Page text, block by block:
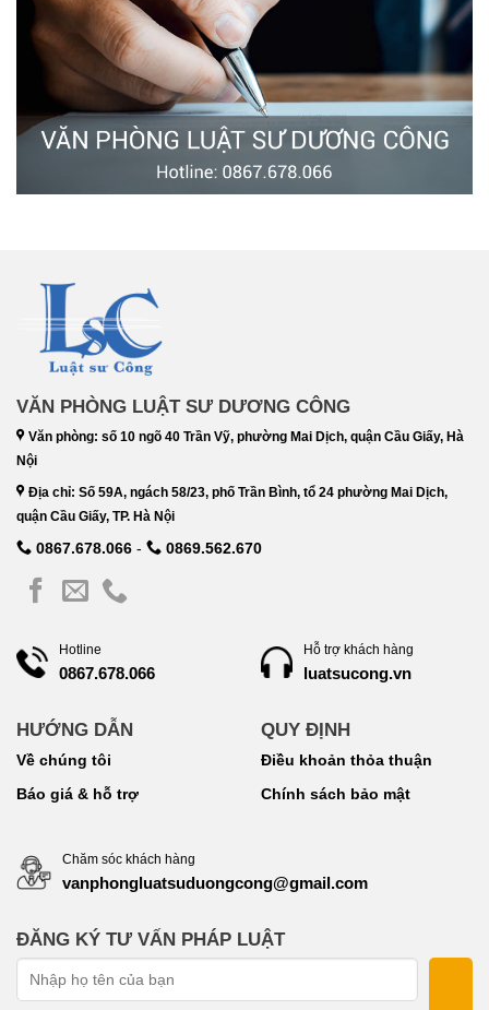
VĂN PHÒNG LUẬT SƯ DƯƠNG CÔNG
Văn phòng: số 10 ngõ 40 Trần Vỹ, phường Mai Dịch, quận Cầu Giấy, Hà
Nội
Địa chỉ: Số 59A, ngách 58/23, phố Trần Bình, tổ 24 phường Mai Dịch,
quận Cầu Giấy, TP. Hà Nội
0867.678.066 - 0869.562.670
Hotline
0867.678.066
HƯỚNG DẪN
Về chúng tôi
Báo giá & hỗ trợ
Hỗ trợ khách hàng
luatsucong.vn
QUY ĐỊNH
Điều khoản thỏa thuận
Chính sách bảo mật
Chăm sóc khách hàng
vanphongluatsuduongcong@gmail.com
ĐĂNG KÝ TƯ VẤN PHÁP LUẬT